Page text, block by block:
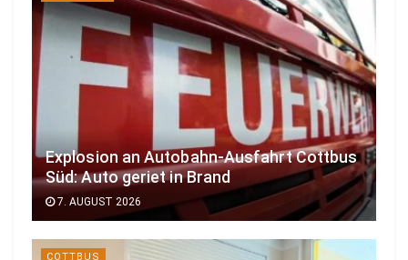
Explosion an Autobahn-Ausfahrt Cottbus
Süd: Auto geriet in Brand
7. AUGUST 2026
COTTBUS